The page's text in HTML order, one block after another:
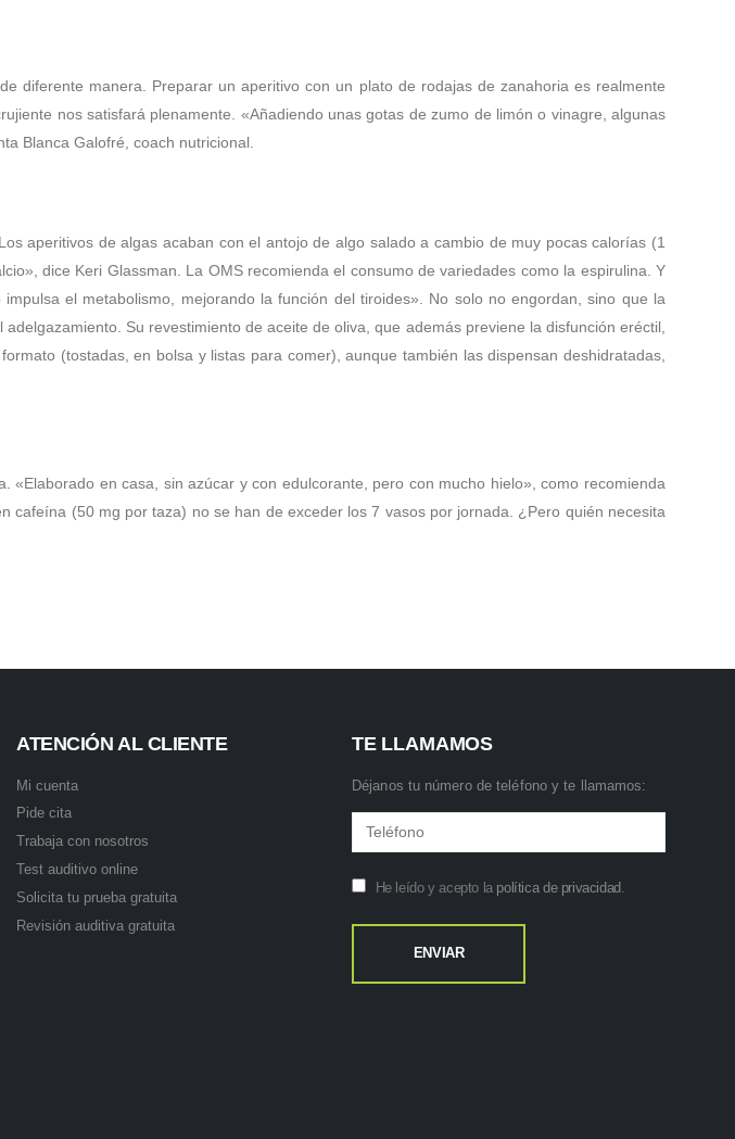
diferente manera. Preparar un aperitivo con un plato de rodajas de zanahoria es realmente
nos satisfará plenamente. «Añadiendo unas gotas de zumo de limón o vinagre, algunas
Blanca Galofré, coach nutricional.
aperitivos de algas acaban con el antojo de algo salado a cambio de muy pocas calorías (1
dice Keri Glassman. La OMS recomienda el consumo de variedades como la espirulina. Y
el metabolismo, mejorando la función del tiroides». No solo no engordan, sino que la
Su revestimiento de aceite de oliva, que además previene la disfunción eréctil,
(tostadas, en bolsa y listas para comer), aunque también las dispensan deshidratadas,
en casa, sin azúcar y con edulcorante, pero con mucho hielo», como recomienda
(50 mg por taza) no se han de exceder los 7 vasos por jornada. ¿Pero quién necesita
ATENCIÓN AL CLIENTE
Mi cuenta
Pide cita
Trabaja con nosotros
Test auditivo online
Solicita tu prueba gratuita
Revisión auditiva gratuita
TE LLAMAMOS
Déjanos tu número de teléfono y te llamamos:
He leído y acepto la política de privacidad.